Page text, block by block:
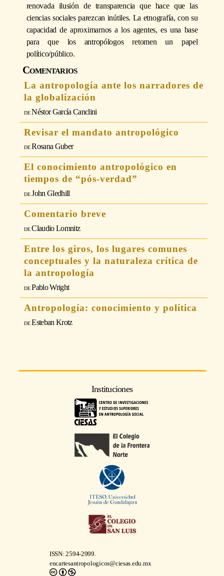
renovada ilusión de transparencia que hace que las
ciencias sociales parezcan inútiles. La etnografía, con su
capacidad de aproximarnos a los agentes, es una base
para que los antropólogos retomen un papel
político/público.
Comentarios
La antropología ante los narradores de
la globalización
Néstor García Canclini
Revisar el mandato antropológico
Rosana Guber
El conocimiento antropológico en
tiempos de “pós-verdad”
John Gledhill
Comentario breve
Claudio Lomnitz
Entre los giros, los lugares comunes
conceptuales y la naturaleza crítica de
la antropología
Pablo Wright
Antropología: conocimiento y política
Esteban Krotz
Instituciones
ISSN: 2594-2999.
encartesantropologicos@ciesas.edu.mx